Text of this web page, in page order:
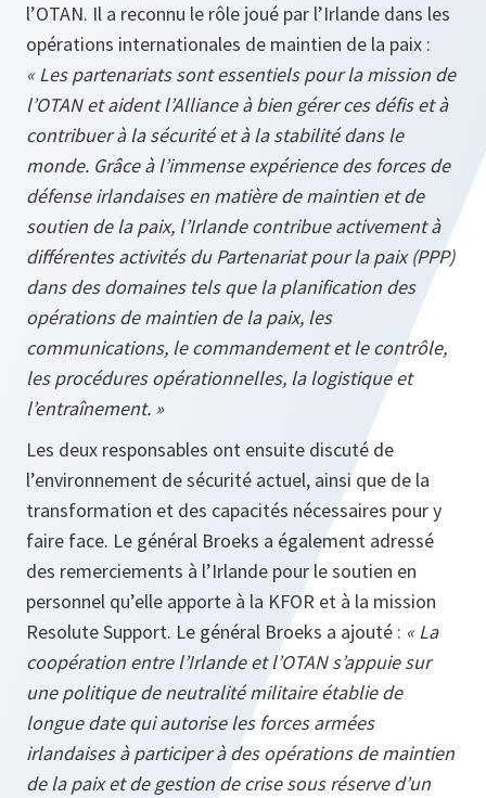
l’OTAN. Il a reconnu le rôle joué par l’Irlande dans les
opérations internationales de maintien de la paix :
« Les partenariats sont essentiels pour la mission de
l’OTAN et aident l’Alliance à bien gérer ces défis et à
contribuer à la sécurité et à la stabilité dans le
monde. Grâce à l’immense expérience des forces de
défense irlandaises en matière de maintien et de
soutien de la paix, l’Irlande contribue activement à
différentes activités du Partenariat pour la paix (PPP)
dans des domaines tels que la planification des
opérations de maintien de la paix, les
communications, le commandement et le contrôle,
les procédures opérationnelles, la logistique et
l’entraînement. »
Les deux responsables ont ensuite discuté de
l’environnement de sécurité actuel, ainsi que de la
transformation et des capacités nécessaires pour y
faire face. Le général Broeks a également adressé
des remerciements à l’Irlande pour le soutien en
personnel qu’elle apporte à la KFOR et à la mission
Resolute Support. Le général Broeks a ajouté : « La
coopération entre l’Irlande et l’OTAN s’appuie sur
une politique de neutralité militaire établie de
longue date qui autorise les forces armées
irlandaises à participer à des opérations de maintien
de la paix et de gestion de crise sous réserve d’un